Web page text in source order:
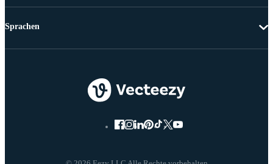
Sprachen